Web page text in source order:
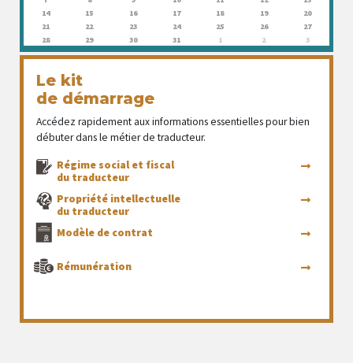
14
15 16 17 18 19
20
21
22 23 24 25 26
27
28
29 30 31 1 2 3
Le kit
de démarrage
Accédez rapidement aux informations essentielles pour bien
débuter dans le métier de traducteur.
Régime social et fiscal
du traducteur
Propriété intellectuelle
du traducteur
Modèle de contrat
Rémunération